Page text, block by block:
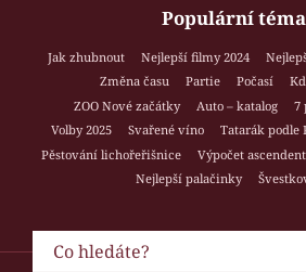
Populární
Jak zhubnout Nejlepší filmy 2024
Změna času
Partie Počasí
ZOO Nové začátky
Auto – katalog
7
Volby 2025
Svařené víno Tatarák podle
Pěstování lichořeřišnice
Výpočet
Nejlepší palačinky